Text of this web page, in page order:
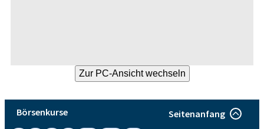
Börsenkurse Seitenanfang